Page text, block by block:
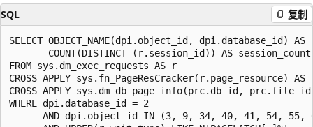
SQL 复制
SELECT OBJECT_NAME(dpi.object_id, dpi.database_id) AS
       COUNT(DISTINCT (r.session_id)) AS session_count
FROM sys.dm_exec_requests AS r
CROSS APPLY sys.fn_PageResCracker(r.page_resource) AS
CROSS APPLY sys.dm_db_page_info(prc.db_id,
WHERE dpi.database_id = 2
AND dpi.object_id IN (3, 9, 34, 40, 41, 54, 55,